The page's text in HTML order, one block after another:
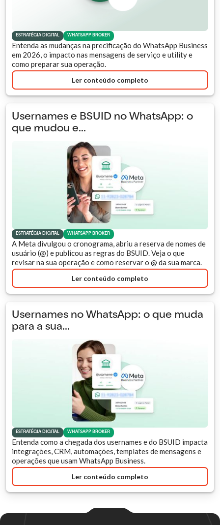
ESTRATÉGIA DIGITAL WHATSAPP BROKER
Entenda as mudanças na precificação do WhatsApp Business
em 2026, o impacto nas mensagens de serviço e utility e
como preparar sua operação.
Ler conteúdo completo
Usernames e BSUID no WhatsApp: o
que mudou e...
ESTRATÉGIA DIGITAL WHATSAPP BROKER
A Meta divulgou o cronograma, abriu a reserva de nomes de
usuário (@) e publicou as regras do BSUID. Veja o que
revisar na sua operação e como reservar o @ da sua marca.
Ler conteúdo completo
Usernames no WhatsApp: o que muda
para a sua...
ESTRATÉGIA DIGITAL WHATSAPP BROKER
Entenda como a chegada dos usernames e do BSUID impacta
integrações, CRM, automações, templates de mensagens e
operações que usam WhatsApp Business.
Ler conteúdo completo